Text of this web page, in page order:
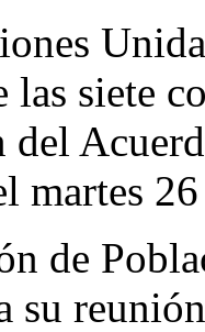
las siete
del
martes
de
su